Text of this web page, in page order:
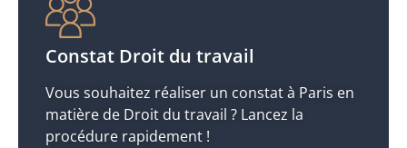
Constat Droit du travail
Vous souhaitez réaliser un constat à Paris en
matière de Droit du travail ? Lancez la
procédure rapidement !